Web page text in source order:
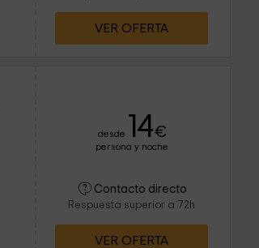
VER OFERTA
desde 14€
persona y noche
Contacto directo
Respuesta superior a 72h
VER OFERTA